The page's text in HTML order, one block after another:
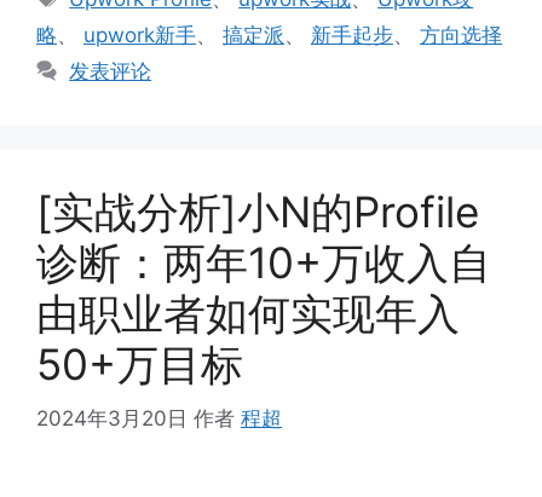
签
略、 upwork新手、 搞定派、 新手起步、 方向选择
发表评论
[实战分析]小N的Profile
诊断：两年10+万收入自
由职业者如何实现年入
50+万目标
2024年3月20日 作者 程超